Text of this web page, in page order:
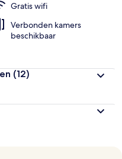
Gratis wifi
Verbonden kamers
beschikbaar
(12)